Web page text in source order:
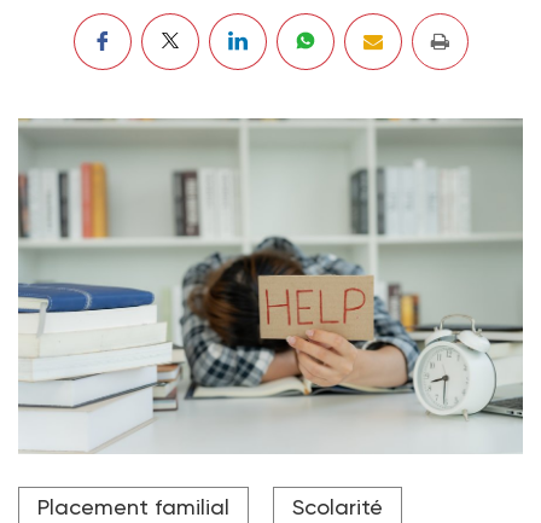
Selon France stratégie, par manque de formation et
de lien avec l'aide sociale à l'enfance, les enseignants
Placement familial Scolarité